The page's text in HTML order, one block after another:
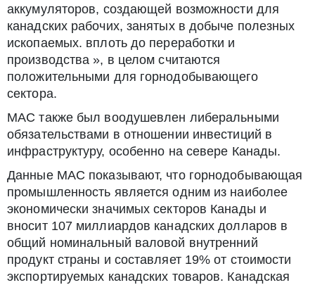
аккумуляторов, создающей возможности для
канадских рабочих, занятых в добыче полезных
ископаемых. вплоть до переработки и
производства », в целом считаются
положительными для горнодобывающего
сектора.
MAC также был воодушевлен либеральными
обязательствами в отношении инвестиций в
инфраструктуру, особенно на севере Канады.
Данные MAC показывают, что горнодобывающая
промышленность является одним из наиболее
экономически значимых секторов Канады и
вносит 107 миллиардов канадских долларов в
общий номинальный валовой внутренний
продукт страны и составляет 19% от стоимости
экспортируемых канадских товаров. Канадская